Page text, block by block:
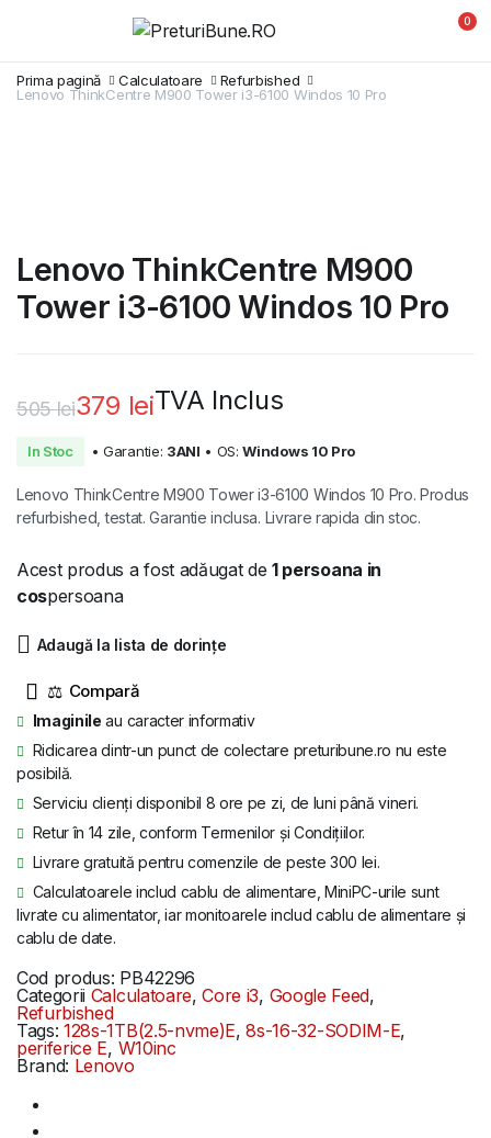
0
Prima pagină Calculatoare
Refurbished
Lenovo ThinkCentre M900 Tower i3-6100 Windos 10 Pro
Lenovo ThinkCentre M900
Tower i3-6100 Windos 10 Pro
505lei
a
fost:
505 lei.
379 lei
este:
379 lei.
TVA Inclus
In Stoc • Garantie: 3ANI • OS:Windows 10 Pro
Lenovo ThinkCentre M900 Tower i3-6100 Windos 10 Pro. Produs
refurbished, testat. Garantie inclusa. Livrare rapida din stoc.
Acest produs a fost adăugat de1 persoana in
cospersoana
Adaugă la lista de dorințe
⚖
Imaginile au caracter informativ
Ridicarea dintr-un punct de colectare preturibune.ro nu este
posibilă.
Serviciu clienți disponibil 8 ore pe zi, de luni până vineri.
Retur în 14 zile, conform Termenilor și Condițiilor.
Livrare gratuită pentru comenzile de peste 300 lei.
Calculatoarele includ cablu de alimentare, MiniPC-urile sunt
livrate cu alimentator, iar monitoarele includ cablu de alimentare și
cablu de date.
Cod produs: PB42296
Categorii Calculatoare,Core i3, Google Feed,
Refurbished
Tags: 128s-1TB(2.5-nvme)E,8s-16-32-SODIM-E,
periferice E, W10inc
Brand: Lenovo